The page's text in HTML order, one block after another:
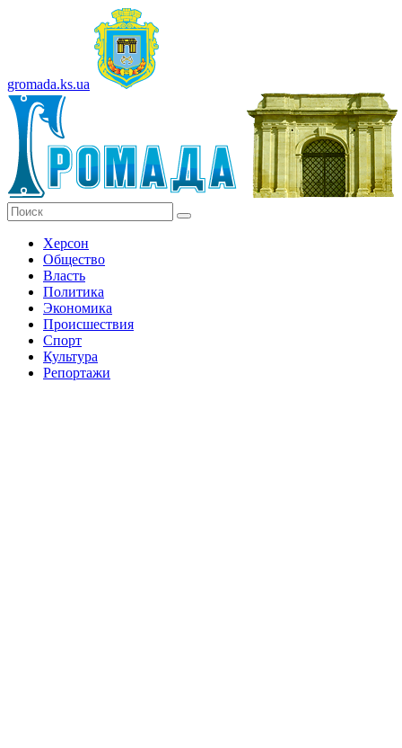
gromada.ks.ua
Херсон
Общество
Власть
Политика
Экономика
Происшествия
Спорт
Культура
Репортажи